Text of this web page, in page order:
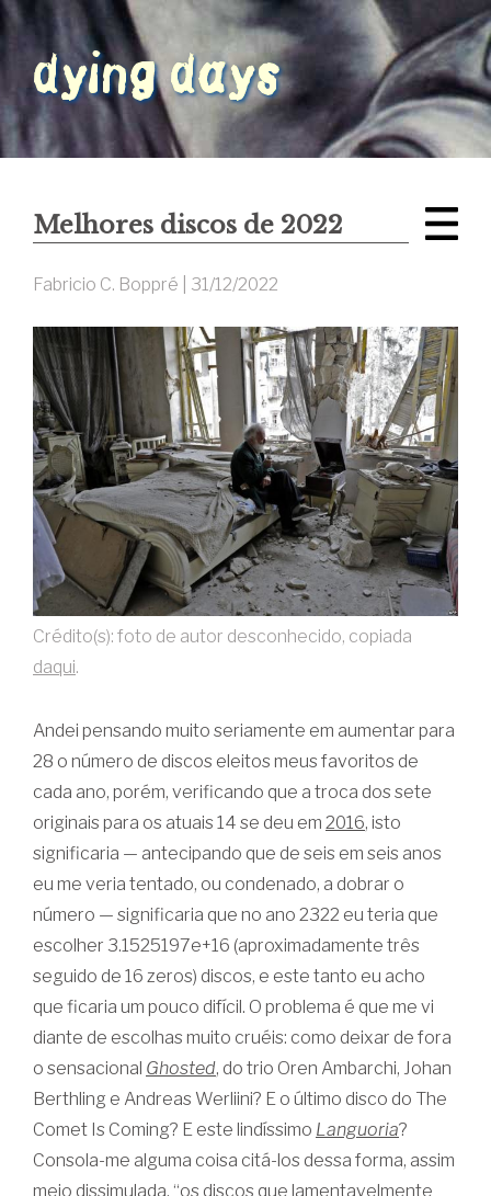
Melhores discos de 2022
Fabricio C. Boppré | 31/12/2022
Crédito(s): foto de autor desconhecido, copiada
daqui.
Andei pensando muito seriamente em aumentar para
28 o número de discos eleitos meus favoritos de
cada ano, porém, verificando que a troca dos sete
originais para os atuais 14 se deu em 2016, isto
significaria — antecipando que de seis em seis anos
eu me veria tentado, ou condenado, a dobrar o
número — significaria que no ano 2322 eu teria que
escolher 3.1525197e+16 (aproximadamente três
seguido de 16 zeros) discos, e este tanto eu acho
que ficaria um pouco difícil. O problema é que me vi
diante de escolhas muito cruéis: como deixar de fora
o sensacional Ghosted, do trio Oren Ambarchi, Johan
Berthling e Andreas Werliini? E o último disco do The
Comet Is Coming? E este lindíssimo Languoria?
Consola-me alguma coisa citá-los dessa forma, assim
meio dissimulada, “os discos que lamentavelmente